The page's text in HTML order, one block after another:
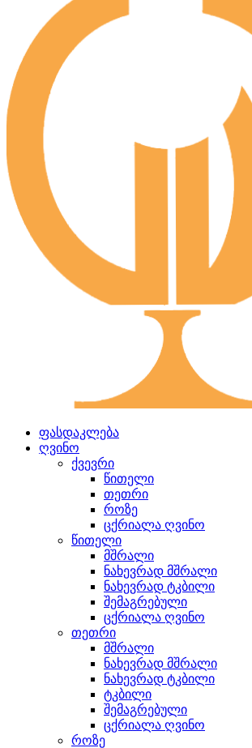
ფასდაკლება
ღვინო
ქვევრი
წითელი
თეთრი
როზე
ცქრიალა ღვინო
წითელი
მშრალი
ნახევრად მშრალი
ნახევრად ტკბილი
შემაგრებული
ცქრიალა ღვინო
თეთრი
მშრალი
ნახევრად მშრალი
ნახევრად ტკბილი
ტკბილი
შემაგრებული
ცქრიალა ღვინო
როზე